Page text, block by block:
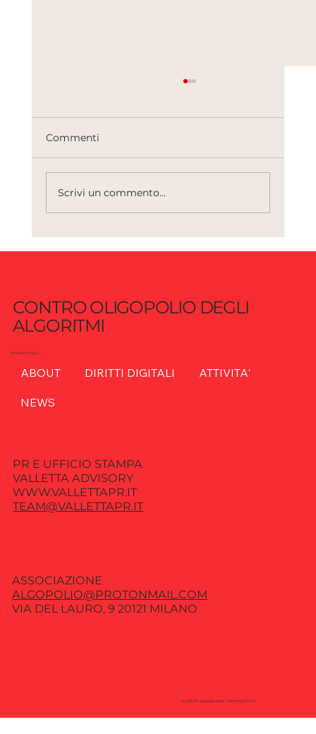
Commenti
Scrivi un commento...
ASSOCIAZIONE
ALGOPOLIO@PROTONMAIL.COM
VIA DEL LAURO, 9 20121 MILANO
PR E UFFICIO STAMPA
VALLETTA ADVISORY
WWW.VALLETTAPR.IT
TEAM@VALLETTAPR.IT
CONTRO OLIGOPOLIO DEGLI
ALGORITMI
PRIVACY POLICY
ABOUT DIRITTI DIGITALI ATTIVITA'
NEWS
© 2035 BY Algopolio. BUILT with Ninja STUFF